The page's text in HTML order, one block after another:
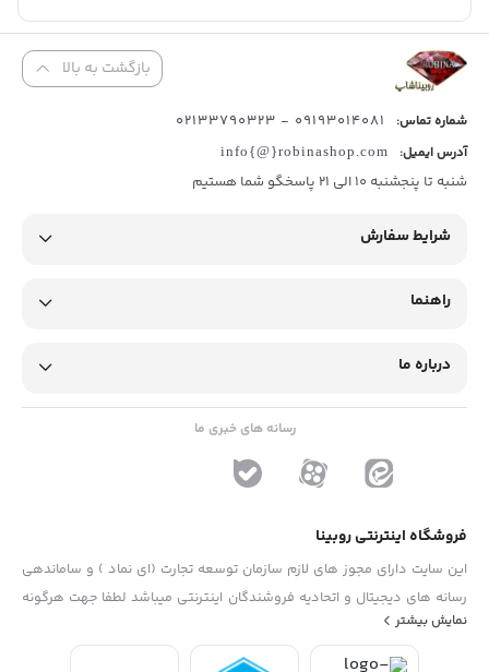
بازگشت به بالا
شماره تماس: 09193014081 - 02133790323
آدرس ایمیل: info{@}robinashop.com
شنبه تا پنجشنبه 10 الی 21 پاسخگو شما هستیم
شرایط سفارش
راهنما
درباره ما
رسانه های خبری ما
فروشگاه اینترنتی روبینا
این سایت دارای مجوز های لازم سازمان توسعه تجارت (ای نماد ) و ساماندهی
رسانه های دیجیتال و اتحادیه فروشندگان اینترنتی میباشد لطفا جهت هرگونه
پیشنهاد ، انتفاد و یا شکایات از فرم "تماس با ما" استفاده نمایید . تلفن های
نمایش بیشتر